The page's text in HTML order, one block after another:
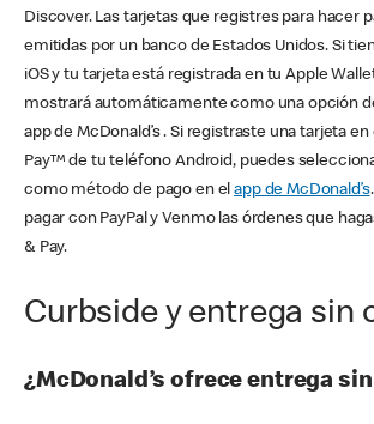
Discover. Las tarjetas que registres para hacer
emitidas por un banco de Estados Unidos. Si
iOS y tu tarjeta está registrada en tu Apple
mostrará automáticamente como una opción
app de McDonald’s . Si registraste una tarjeta en
Pay™ de tu teléfono Android, puedes
como método de pago en elapp de McDonald’s
pagar con PayPal y Venmo las órdenes que
& Pay.
Curbside y entrega sin
¿McDonald’s ofrece entrega